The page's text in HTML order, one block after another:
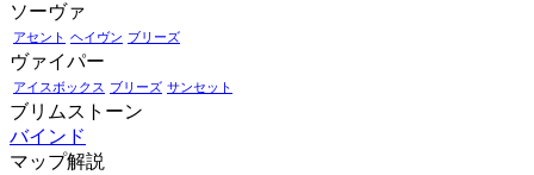
ソーヴァ
アセント ヘイヴン ブリーズ
ヴァイパー
アイスボックス ブリーズ サンセット
ブリムストーン
バインド
マップ解説